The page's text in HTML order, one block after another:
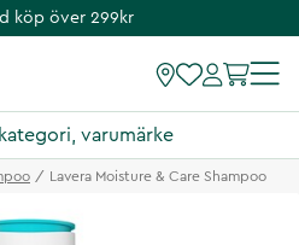
köp över 299kr
Lavera Moisture & Care Shampoo